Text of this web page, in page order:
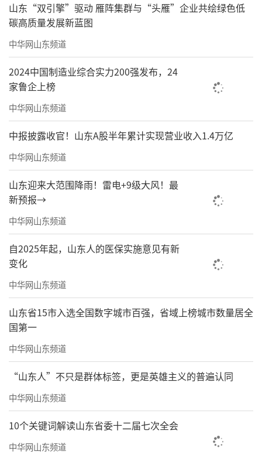
推广电动自行车“满电回家”
2025年，推动电动自行车充换电设施建
设，新建36台换电设施；新增电动自行车充电
端口7.5万个，其中，既有小区新增6.4万个，机
关企事业单位、学校、医院、公园等公共场所
新增1.1万个，群众充电便利度进一步提升
持续推动用电自管小区供电改造
2025年，中心城区10个续建供电改造项目
全部完工，惠及群众8166户；新开工25个改造
项目。全市累计开工小区424个，完工343个，
惠及居民9.09万户
推行“驾考一体化”便民服务
2025年，全面上线并推广应用“驾考一体
化”服务平台（“德州学车”微信小程序），
全市所有驾校全部入驻平台，实现学员择校、
报名、缴费、签订电子合同、预约培训等全流
程线上办理，推进驾培服务的系统性整合与流
程再造
持续实施通信信号“升格清盲”行动
2025年，全市已完成50个小区地下车库通
信信号提升；15处电信普遍服务基站已完成建
山东“双引擎”驱动 雁阵集群与“头雁”企业共绘绿色低
碳高质量发展新蓝图
中华网山东频道
2024中国制造业综合实力200强发布，24
家鲁企上榜
中华网山东频道
中报披露收官！山东A股半年累计实现营业收入1.4万亿
中华网山东频道
山东迎来大范围降雨！雷电+9级大风！最
新预报→
中华网山东频道
自2025年起，山东人的医保实施意见有新
变化
中华网山东频道
山东省15市入选全国数字城市百强，省域上榜城市数量居全
国第一
中华网山东频道
“山东人”不只是群体标签，更是英雄主义的普遍认同
中华网山东频道
10个关键词解读山东省委十二届七次全会
中华网山东频道